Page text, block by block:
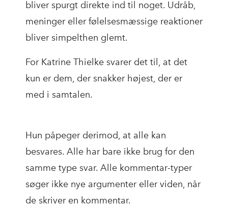
bliver spurgt direkte ind til noget. Udråb,
meninger eller følelsesmæssige reaktioner
bliver simpelthen glemt.
For Katrine Thielke svarer det til, at det
kun er dem, der snakker højest, der er
med i samtalen.
Hun påpeger derimod, at alle kan
besvares. Alle har bare ikke brug for den
samme type svar. Alle kommentar-typer
søger ikke nye argumenter eller viden, når
de skriver en kommentar.